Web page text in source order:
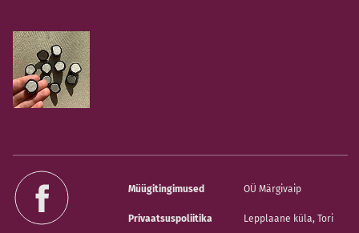
Müügitingimused
Privaatsuspoliitika
OÜ Märgivaip
Lepplaane küla, Tori